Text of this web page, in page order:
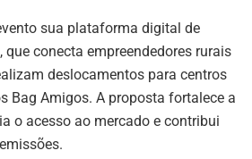
sua plataforma digital de
conecta empreendedores rurais
deslocamentos para centros
Bag Amigos. A proposta fortalece a
o acesso ao mercado e contribui